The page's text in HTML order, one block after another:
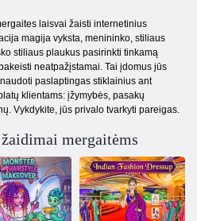
laisvai žaisti internetinius
magija vyksta, menininko, stiliaus
stiliaus plaukus pasirinkti tinkamą
neatpažįstamai. Tai įdomus jūs
paslaptingas stiklainius ant
klientams: įžymybės, pasakų
Vykdykite, jūs privalo tvarkyti pareigas.
mergaitėms